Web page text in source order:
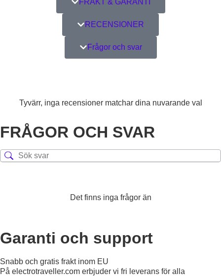
RECENSIONER
Frågor och svar
Tyvärr, inga recensioner matchar dina nuvarande val
FRÅGOR OCH SVAR
Det finns inga frågor än
Garanti och support
Snabb och gratis frakt inom EU
På electrotraveller.com erbjuder vi fri leverans för alla